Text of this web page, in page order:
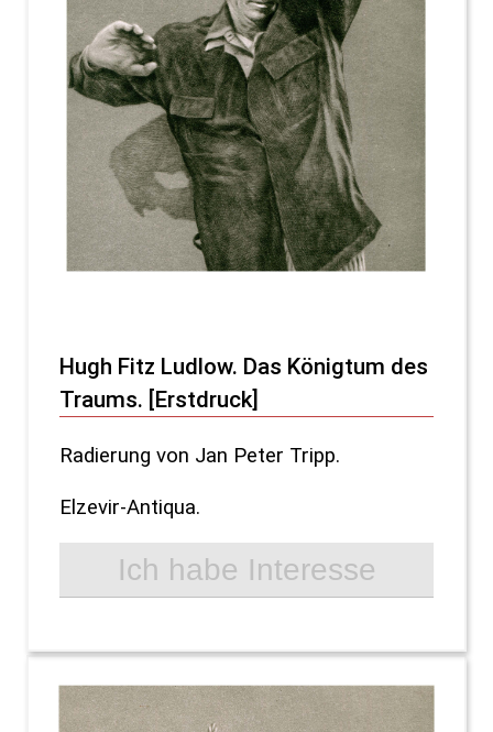
Hugh Fitz Ludlow. Das Königtum des
Traums. [Erstdruck]
Radierung von Jan Peter Tripp.
Elzevir-Antiqua.